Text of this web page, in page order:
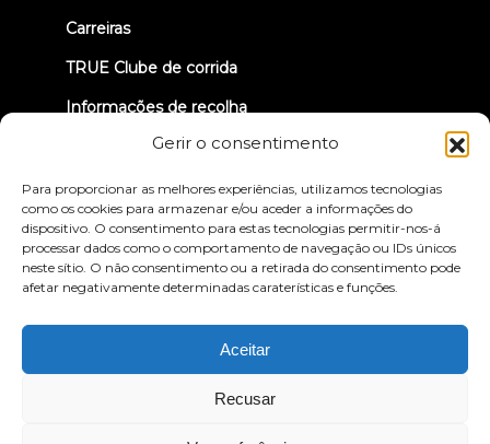
Gerir o consentimento
Para proporcionar as melhores experiências, utilizamos tecnologias
como os cookies para armazenar e/ou aceder a informações do
dispositivo. O consentimento para estas tecnologias permitir-nos-á
processar dados como o comportamento de navegação ou IDs únicos
neste sítio. O não consentimento ou a retirada do consentimento pode
afetar negativamente determinadas caraterísticas e funções.
Aceitar
Recusar
Carreiras
TRUE Clube de corrida
Informações de recolha
© 2026 True Fitness. All Rights Reserved
Política de privacidade
Termos e condições
Declaração de acessibilidade